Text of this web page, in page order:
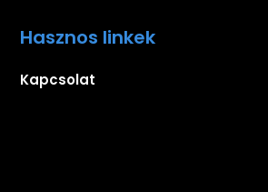
Hasznos linkek
Kapcsolat